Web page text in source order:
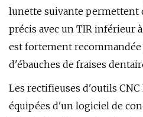
lunette suivante permettent
précis avec un TIR inférieur
est fortement
d'ébauches de fraises
Les rectifieuses d'outils
équipées d'un logiciel de